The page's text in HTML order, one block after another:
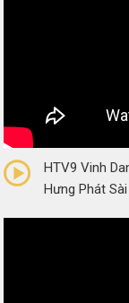
(0 Reviews)
HTV9 Vinh
Hưng Phát